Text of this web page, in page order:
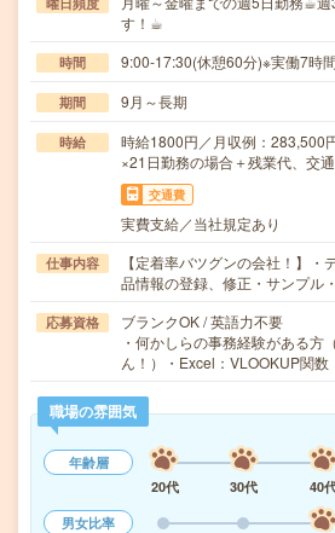
す！☕︎
時間 9:00-17:30(休憩60分)※実働7時
期間 9月～長期
時給
時給1800円／月収例：283,500
×21日勤務の場合＋残業代、交
交通費
実費支給／当社規定あり
仕事内容
【定着率バツグンの会社！】
品情報の登録、修正・サンプル
応募資格
ブランクOK / 英語力不要
・何かしらの事務経験がある方
ん！）・Excel：VLOOKUP関
職場の雰囲気
年齢層
20代
30代 40
男女比率